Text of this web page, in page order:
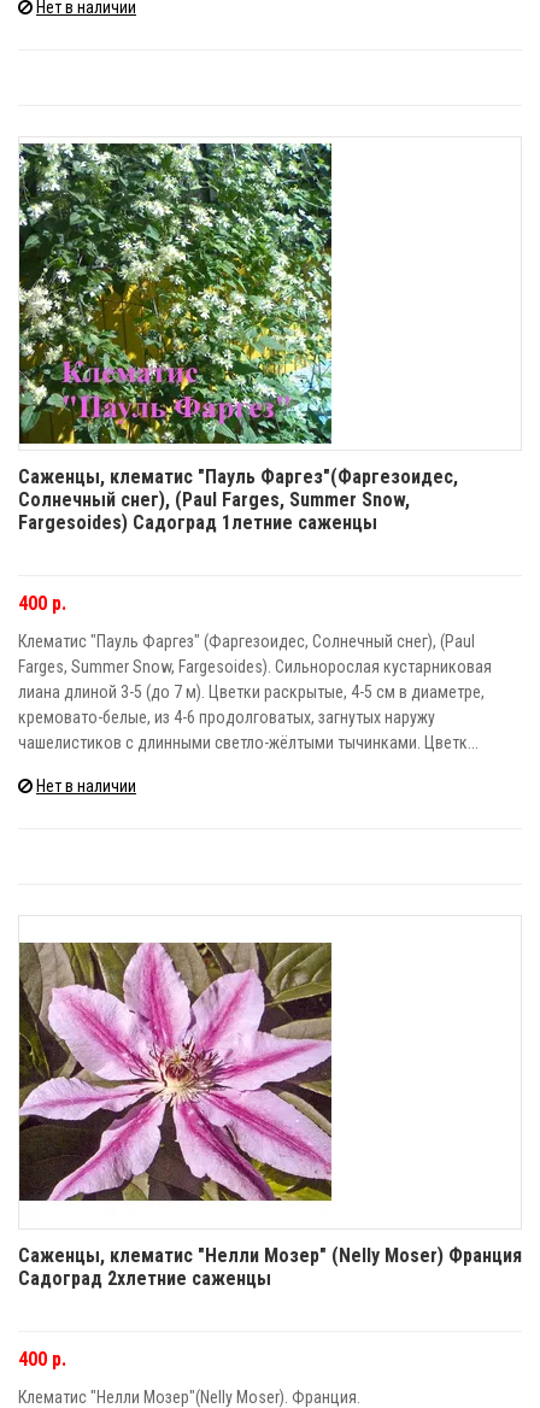
Нет в наличии
Саженцы, клематис "Пауль Фаргез"(Фаргезоидес,
Солнечный снег), (Paul Farges, Summer Snow,
Fargesoides) Садоград 1летние саженцы
400 р.
Клематис "Пауль Фаргез" (Фаргезоидес, Солнечный снег), (Paul
Farges, Summer Snow, Fargesoides). Сильнорослая кустарниковая
лиана длиной 3-5 (до 7 м). Цветки раскрытые, 4-5 см в диаметре,
кремовато-белые, из 4-6 продолговатых, загнутых наружу
чашелистиков с длинными светло-жёлтыми тычинками. Цветк...
Нет в наличии
Саженцы, клематис "Нелли Мозер" (Nelly Moser) Франция
Садоград 2хлетние саженцы
400 р.
Клематис "Нелли Мозер"(Nelly Moser). Франция.